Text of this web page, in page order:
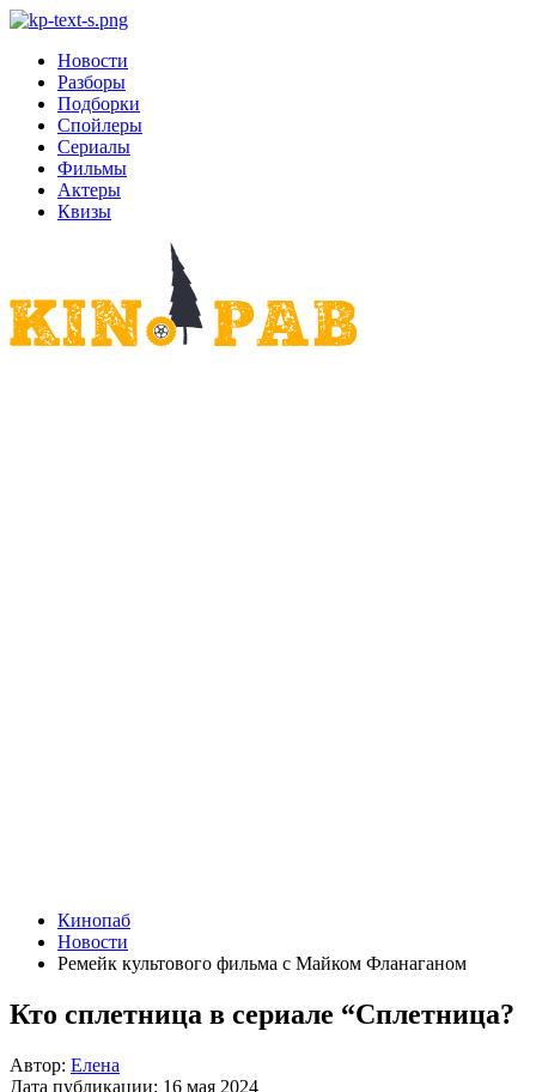
Новости
Разборы
Подборки
Спойлеры
Сериалы
Фильмы
Актеры
Квизы
Кинопаб
Новости
Ремейк культового фильма с Майком Фланаганом
Кто сплетница в сериале “Сплетница?
Автор: Елена
Дата публикации: 16 мая 2024